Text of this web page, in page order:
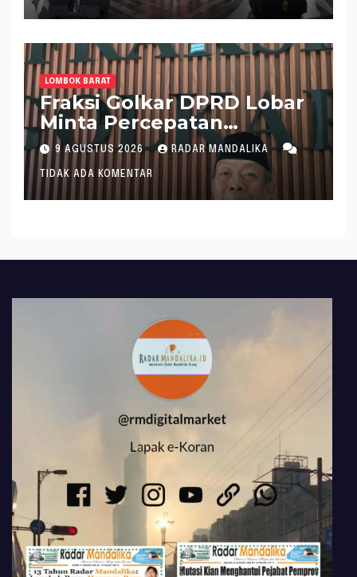
LOMBOK BARAT
Fraksi Golkar DPRD Lobar
Minta Percepatan
Realisasi APBD 2026
9 AGUSTUS 2026 RADAR MANDALIKA
TIDAK ADA KOMENTAR